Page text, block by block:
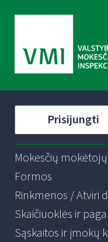
Prisijungti
Mokesčių
Formos
Rinkmenos / Atviri
Skaičiuoklės ir
Sąskaitos ir įmokų